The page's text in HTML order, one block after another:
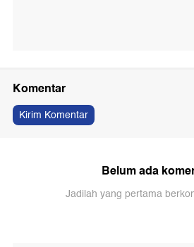
Komentar
Kirim Komentar
Belum ada
Jadilah yang pertama